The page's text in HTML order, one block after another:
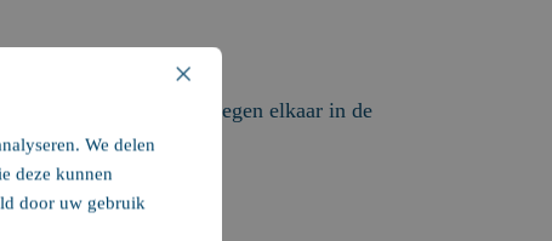
streden tegen elkaar in de
×
We delen
deze kunnen
door uw gebruik